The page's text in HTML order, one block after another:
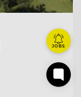
JOBS